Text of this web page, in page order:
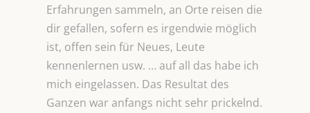
Erfahrungen sammeln, an Orte reisen die
dir gefallen, sofern es irgendwie möglich
ist, offen sein für Neues, Leute
kennenlernen usw. … auf all das habe ich
mich eingelassen. Das Resultat des
Ganzen war anfangs nicht sehr prickelnd.